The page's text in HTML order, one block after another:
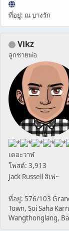
ที่อยู่: ณ บางรัก
Vikz
ลูกชายพ่อ
เดอะวาฬ
โพสต์: 3,913
Jack Russell สิเพ่~
ที่อยู่: 576/103
Town, Soi Saha
Wangthonglang,